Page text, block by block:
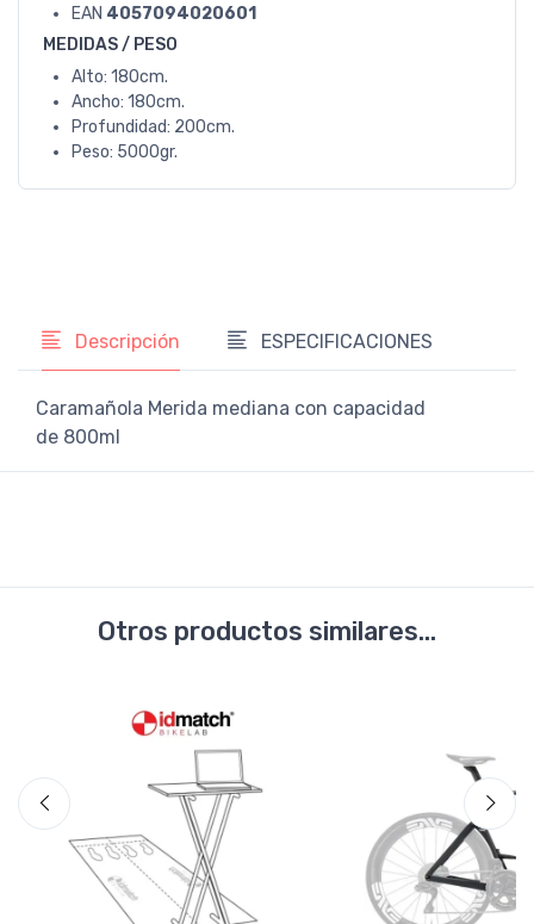
EAN 4057094020601
MEDIDAS / PESO
Alto: 180cm.
Ancho: 180cm.
Profundidad: 200cm.
Peso: 5000gr.
Descripción ESPECIFICACIONES
Caramañola Merida mediana con capacidad
de 800ml
Otros productos similares...